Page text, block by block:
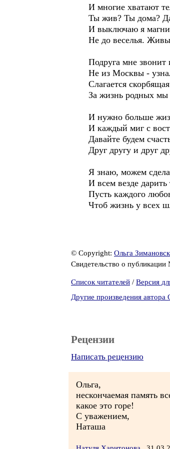
И многие хватают
Ты жив? Ты дома?
И выключаю я
Не до веселья. Живы
Подруга мне звонит
Не из Москвы -
Слагается
За жизнь родных мы
И нужно больше
И каждый миг с
Давайте будем
Друг другу и друг
Я знаю, можем
И всем везде дарить
Пусть каждого
Чтоб жизнь у всех
© Copyright: Ольга
Свидетельство о
Список читателей / Версия
Другие произведения автора
Рецензии
Написать рецензию
Ольга,
нескончаемая память
какое это горе!
С уважением,
Наташа